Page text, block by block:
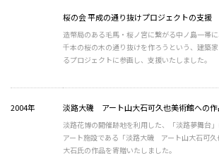
桜の会 平成の通り抜けプロジェクトの支援
造幣局のある毛馬・桜ノ宮に繋がる中ノ島一帯
千本の桜の木の通り抜けを作ろうという、建築
るプロジェクトに参画し、支援いたしました。
2004年 淡路大磯 アート山大石可久也美術館への
淡路花博の開催跡地を利用した、「淡路夢舞台
アート施設である「淡路大磯 アート山大石可久
大石氏の作品を寄贈いたしました。